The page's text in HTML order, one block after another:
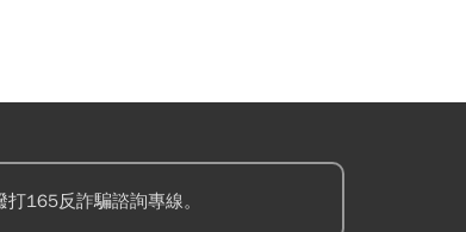
165反詐騙諮詢專線。